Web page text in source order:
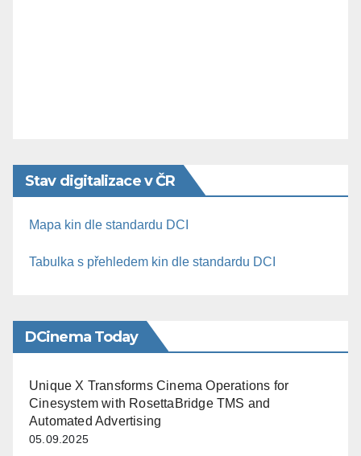
Stav digitalizace v ČR
Mapa kin dle standardu DCI
Tabulka s přehledem kin dle standardu DCI
DCinema Today
Unique X Transforms Cinema Operations for
Cinesystem with RosettaBridge TMS and
Automated Advertising
05.09.2025